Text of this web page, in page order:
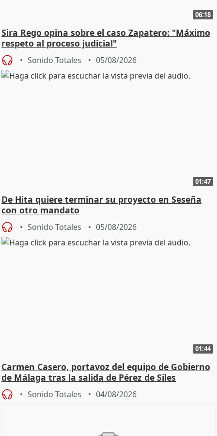
06:18
Sira Rego opina sobre el caso Zapatero: "Máximo
respeto al proceso judicial"
Sonido Totales 05/08/2026
01:47
De Hita quiere terminar su proyecto en Seseña
con otro mandato
Sonido Totales 05/08/2026
01:44
Carmen Casero, portavoz del equipo de Gobierno
de Málaga tras la salida de Pérez de Siles
Sonido Totales 04/08/2026